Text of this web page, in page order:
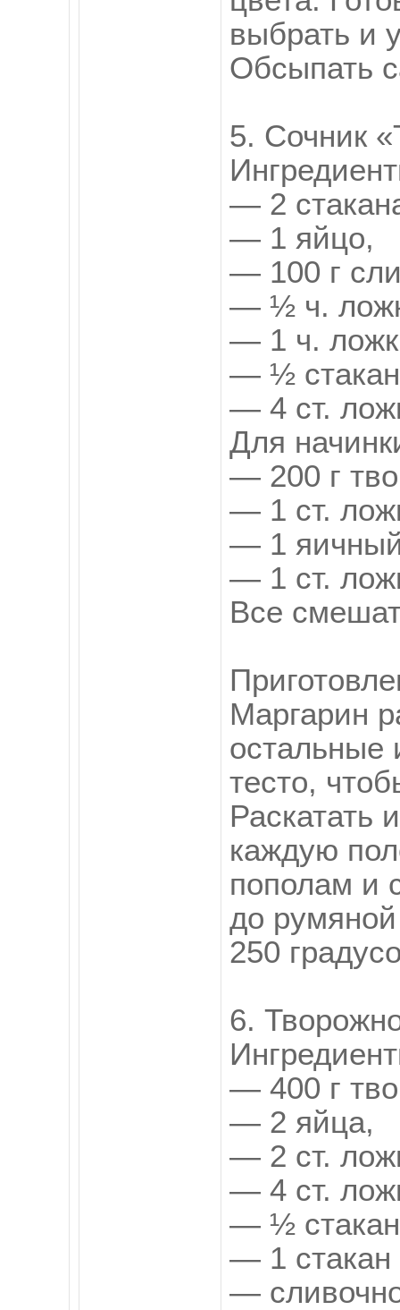
выбрать и
Обсыпать
5. Сочник
— 2
— 1 яйцо,
— 100 г
— ½ ч.
— 1 ч.
— ½
— 4 ст.
Для
— 200 г
— 1 ст.
— 1
— 1 ст.
Все
Маргарин
остальные
тесто,
Раскатать
каждую
пополам и
до румяной
250
6.
— 400 г
— 2 яйца,
— 2 ст.
— 4 ст.
— ½
— 1 стакан
—